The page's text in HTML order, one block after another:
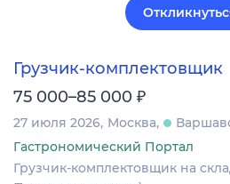
Грузчик-комплектовщик
75 000–85 000 ₽
27 июля 2026 Москва
Гастрономический Портал
Грузчик-комплектовщик на